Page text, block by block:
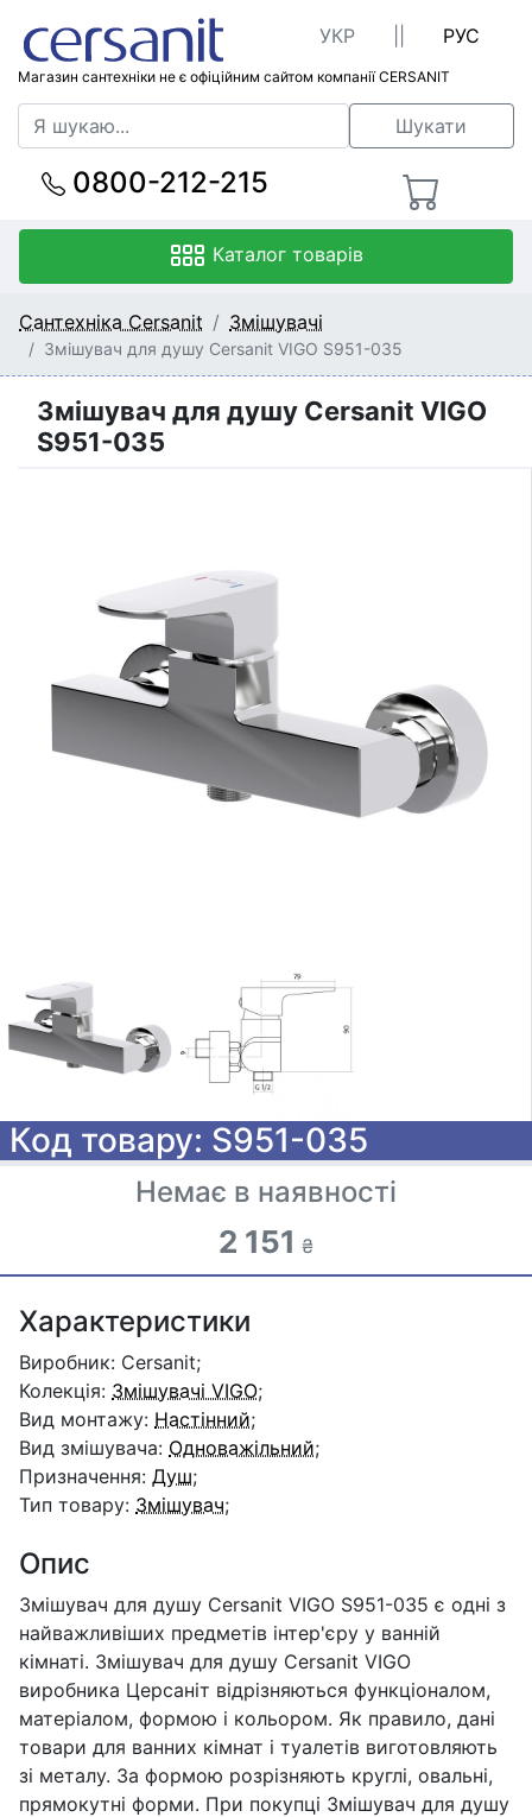
Магазин сантехніки не є офіційним сайтом компанії CERSANIT
УКР РУС
Шукати
0800-212-215
Каталог товарів
Сантехніка Cersanit Змішувачі
Змішувач для душу Cersanit VIGO S951-035
Змішувач для душу Cersanit VIGO
S951-035
Код товару: S951-035
Немає в наявності
2 151 ₴
Характеристики
Виробник: Cersanit;
Колекція: Змішувачі VIGO;
Вид монтажу: Настінний;
Вид змішувача: Одноважільний;
Призначення: Душ;
Тип товару: Змішувач;
Опис
Змішувач для душу Cersanit VIGO S951-035 є одні з
найважливіших предметів інтер'єру у ванній
кімнаті. Змішувач для душу Cersanit VIGO
виробника Церсаніт відрізняються функціоналом,
матеріалом, формою і кольором. Як правило, дані
товари для ванних кімнат і туалетів виготовляють
зі металу. За формою розрізняють круглі, овальні,
прямокутні форми. При покупці Змішувач для душу